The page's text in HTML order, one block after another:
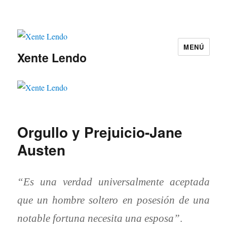
Xente Lendo
MENÚ
Orgullo y Prejuicio-Jane
Austen
“Es una verdad universalmente aceptada
que un hombre soltero en posesión de una
notable fortuna necesita una esposa”.